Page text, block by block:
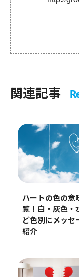
関連記事
ハートの色の意
覧！白・灰色・
ど色別にメッセ
紹介